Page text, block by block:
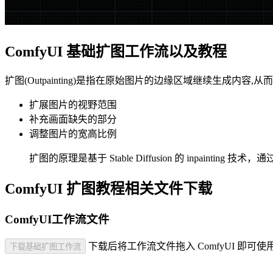
ComfyUI 基础扩图工作流以及教程
扩图(Outpainting)是指在原始图片的边缘区域继续生成内容,从
扩展图片的视野范围
补充画面缺失的部分
调整图片的宽高比例
扩图的原理是基于 Stable Diffusion 的 inpainting 技术，
ComfyUI 扩图教程相关文件下载
ComfyUI工作流文件
下载基础扩图工作流 下载后将工作流文件拖入 ComfyUI 即可使